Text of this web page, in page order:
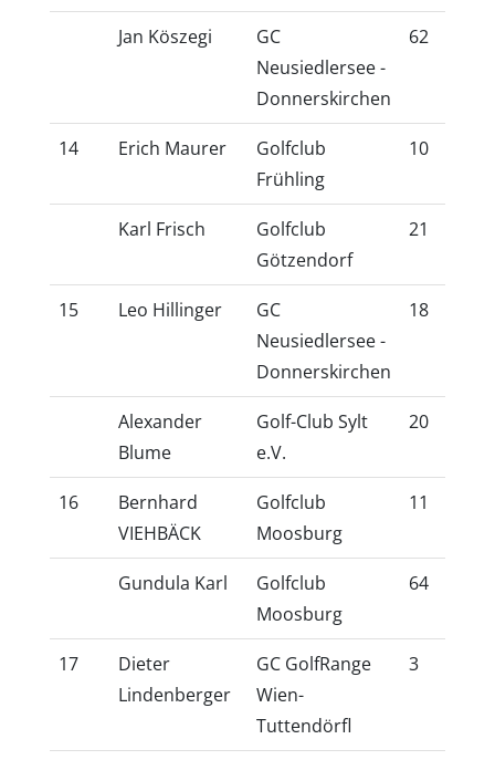
Jan Köszegi
GC
Neusiedlersee -
Donnerskirchen
62
14 Erich Maurer
Golfclub
Frühling
10
Karl Frisch
Golfclub
Götzendorf
21
15 Leo Hillinger
GC
Neusiedlersee -
Donnerskirchen
18
Alexander
Blume
Golf-Club Sylt
e.V.
20
16
Bernhard
VIEHBÄCK
Golfclub
Moosburg
11
Gundula Karl
Golfclub
Moosburg
64
17
Dieter
Lindenberger
GC GolfRange
Wien-
Tuttendörfl
3